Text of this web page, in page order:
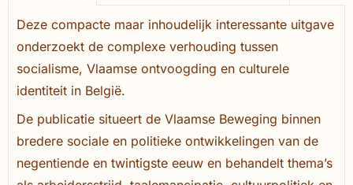
Deze compacte maar inhoudelijk interessante uitgave
onderzoekt de complexe verhouding tussen
socialisme, Vlaamse ontvoogding en culturele
identiteit in België.
De publicatie situeert de Vlaamse Beweging binnen
bredere sociale en politieke ontwikkelingen van de
negentiende en twintigste eeuw en behandelt thema’s